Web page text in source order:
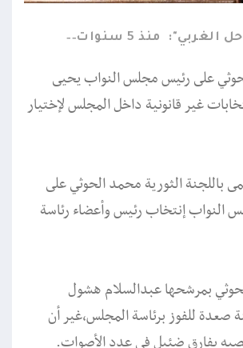
الغربي": منذ 5 سنوات
على رئيس مجلس النواب يحيى
غير قانونية داخل المجلس لإختيار
باللجنة الثورية محمد الحوثي على
النواب إنتخاب رئيس وأعضاء رئاسة
بمرشحها عبدالسلام هشول
صعدة للفوز برئاسة المجلس،غير أن
بفارق ضئيل في عدد الأصوات.